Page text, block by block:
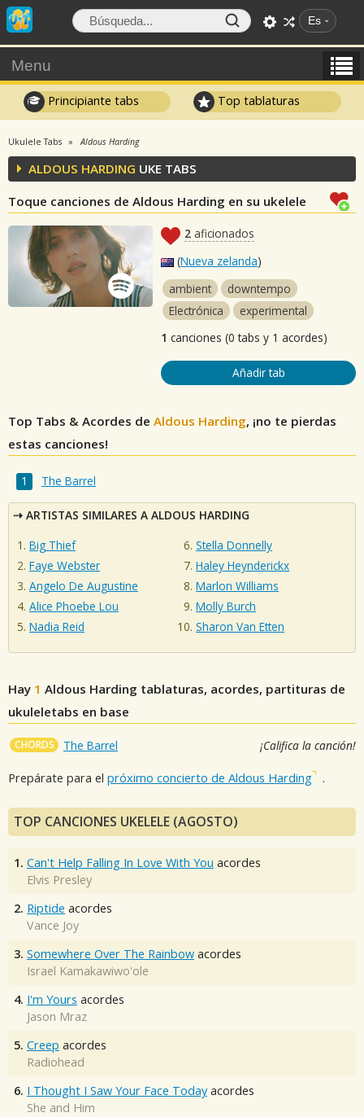
Es
Menu
Principiante tabs Top tablaturas
Ukulele Tabs Aldous Harding
ALDOUS HARDING UKE TABS
Toque canciones de Aldous Harding en su ukelele
2 aficionados
(Nueva zelanda)
ambient
downtempo
Electrónica
experimental
1 canciones (0 tabs y 1 acordes)
Añadir tab
Top Tabs & Acordes de Aldous Harding, ¡no te pierdas
estas canciones!
The Barrel
ARTISTAS SIMILARES A ALDOUS HARDING
Big Thief
Faye Webster
Angelo De Augustine
Alice Phoebe Lou
Nadia Reid
Stella Donnelly
Haley Heynderickx
Marlon Williams
Molly Burch
Sharon Van Etten
Hay 1 Aldous Harding tablaturas, acordes, partituras de
ukuleletabs en base
CHORDS The Barrel ¡Califica la canción!
Prepárate para el próximo concierto de Aldous Harding .
TOP CANCIONES UKELELE (AGOSTO)
1. Can't Help Falling In Love With You acordes
Elvis Presley
2. Riptide acordes
Vance Joy
3. Somewhere Over The Rainbow acordes
Israel Kamakawiwo'ole
4. I'm Yours acordes
Jason Mraz
5. Creep acordes
Radiohead
6. I Thought I Saw Your Face Today acordes
She and Him